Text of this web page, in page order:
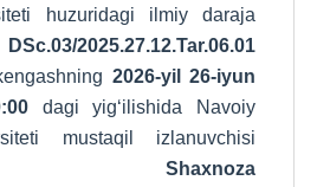
huzuridagi ilmiy daraja
DSc.03/2025.27.12.Tar.06.01
2026-yil 26-iyun
dagi yig‘ilishida Navoiy
mustaqil izlanuvchisi
Shaxnoza